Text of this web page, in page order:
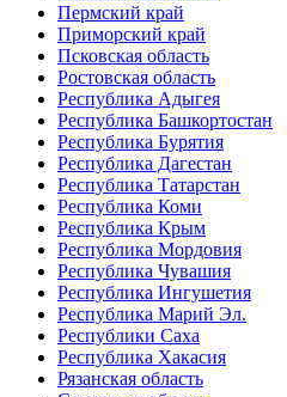
Пермский край
Приморский край
Псковская область
Ростовская область
Республика Адыгея
Республика Башкортостан
Республика Бурятия
Республика Дагестан
Республика Татарстан
Республика Коми
Республика Крым
Республика Мордовия
Республика Чувашия
Республика Ингушетия
Республика Марий Эл.
Республики Саха
Республика Хакасия
Рязанская область